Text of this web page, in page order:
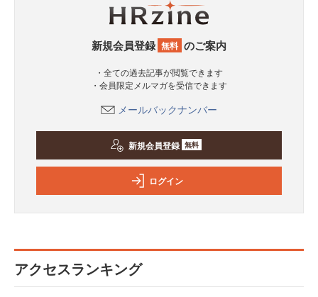
新規会員登録 無料 のご案内
・全ての過去記事が閲覧できます
・会員限定メルマガを受信できます
メールバックナンバー
新規会員登録 無料
ログイン
アクセスランキング